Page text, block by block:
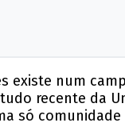
existe num
recente da
só